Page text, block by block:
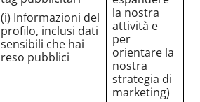
(i) Informazioni del
profilo, inclusi dati
sensibili che hai
reso pubblici
la nostra
attività e
per
orientare la
nostra
strategia di
marketing)